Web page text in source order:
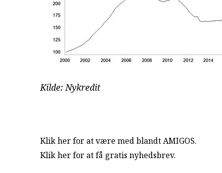
Kilde: Nykredit
Klik her for at være med blandt AMIGOS.
Klik her for at få gratis nyhedsbrev.